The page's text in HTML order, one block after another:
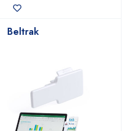
Beltrak